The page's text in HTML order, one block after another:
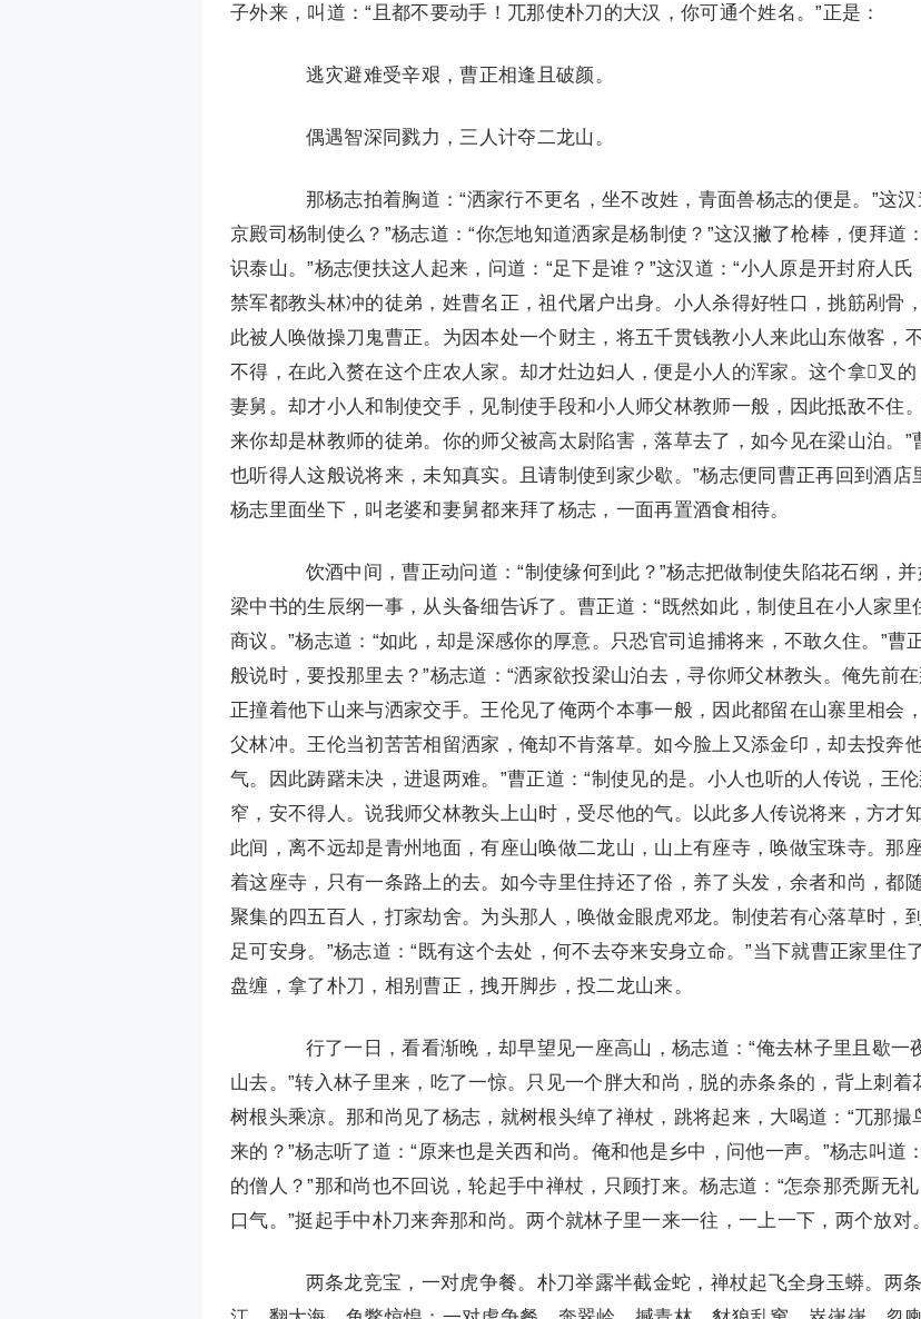
子外来，叫道：“且都不要动手！兀那使朴刀的大汉，你可通个姓名。”正是：
逃灾避难受辛艰，曹正相逢且破颜。
偶遇智深同戮力，三人计夺二龙山。
那杨志拍着胸道：“洒家行不更名，坐不改姓，青面兽杨志的便是。”这汉
京殿司杨制使么？”杨志道：“你怎地知道洒家是杨制使？”这汉撇了枪棒，便拜道
识泰山。”杨志便扶这人起来，问道：“足下是谁？”这汉道：“小人原是开封府人
禁军都教头林冲的徒弟，姓曹名正，祖代屠户出身。小人杀得好牲口，挑筋剐骨，
此被人唤做操刀鬼曹正。为因本处一个财主，将五千贯钱教小人来此山东做客，
不得，在此入赘在这个庄农人家。却才灶边妇人，便是小人的浑家。这个拿叉
妻舅。却才小人和制使交手，见制使手段和小人师父林教师一般，因此抵敌不住
来你却是林教师的徒弟。你的师父被高太尉陷害，落草去了，如今见在梁山泊。”
也听得人这般说将来，未知真实。且请制使到家少歇。”杨志便同曹正再回到酒店
杨志里面坐下，叫老婆和妻舅都来拜了杨志，一面再置酒食相待。
饮酒中间，曹正动问道：“制使缘何到此？”杨志把做制使失陷花石纲，并
梁中书的生辰纲一事，从头备细告诉了。曹正道：“既然如此，制使且在小人家里
商议。”杨志道：“如此，却是深感你的厚意。只恐官司追捕将来，不敢久住。”曹
般说时，要投那里去？”杨志道：“洒家欲投梁山泊去，寻你师父林教头。俺先前在
正撞着他下山来与洒家交手。王伦见了俺两个本事一般，因此都留在山寨里相会
父林冲。王伦当初苦苦相留洒家，俺却不肯落草。如今脸上又添金印，却去投奔
气。因此踌躇未决，进退两难。”曹正道：“制使见的是。小人也听的人传说，王
窄，安不得人。说我师父林教头上山时，受尽他的气。以此多人传说将来，方才
此间，离不远却是青州地面，有座山唤做二龙山，山上有座寺，唤做宝珠寺。那
着这座寺，只有一条路上的去。如今寺里住持还了俗，养了头发，余者和尚，都
聚集的四五百人，打家劫舍。为头那人，唤做金眼虎邓龙。制使若有心落草时，
足可安身。”杨志道：“既有这个去处，何不去夺来安身立命。”当下就曹正家里住
盘缠，拿了朴刀，相别曹正，拽开脚步，投二龙山来。
行了一日，看看渐晚，却早望见一座高山，杨志道：“俺去林子里且歇一
山去。”转入林子里来，吃了一惊。只见一个胖大和尚，脱的赤条条的，背上刺着
树根头乘凉。那和尚见了杨志，就树根头绰了禅杖，跳将起来，大喝道：“兀那撮
来的？”杨志听了道：“原来也是关西和尚。俺和他是乡中，问他一声。”杨志叫道
的僧人？”那和尚也不回说，轮起手中禅杖，只顾打来。杨志道：“怎奈那秃厮无
口气。”挺起手中朴刀来奔那和尚。两个就林子里一来一往，一上一下，两个放对
两条龙竞宝，一对虎争餐。朴刀举露半截金蛇，禅杖起飞全身玉蟒。两